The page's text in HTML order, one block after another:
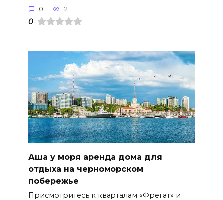
0 2
0
Аша у моря аренда дома для
отдыха на черноморском
побережье
Присмотритесь к кварталам «Фрегат» и